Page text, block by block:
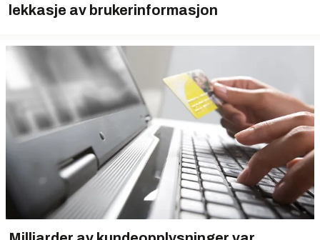
lekkasje av brukerinformasjon